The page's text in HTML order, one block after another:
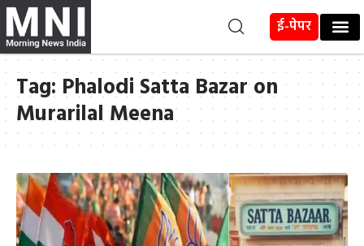
ई-पेपर
Tag: Phalodi Satta Bazar on
Murarilal Meena